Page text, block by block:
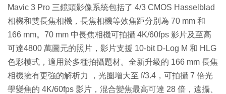
片
Mavic 3 Pro 三鏡頭影像系統包括了 4/3 CMOS Hasselblad
相機和雙長焦相機，長焦相機等效焦距分別為 70 mm 和
166 mm。70 mm 中長焦相機可拍攝 4K/60fps 影片及至高
可達4800 萬圖元的照片，影片支援 10-bit D-Log M 和 HLG
色彩模式，適用於多種拍攝題材。全新升級的 166 mm 長焦
相機擁有更強的解析力 ，光圈增大至 f/3.4，可拍攝 7 倍光
學變焦的 4K/60fps 影片，混合變焦最高可達 28 倍，遠攝、